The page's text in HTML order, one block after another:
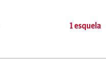
1 esquela